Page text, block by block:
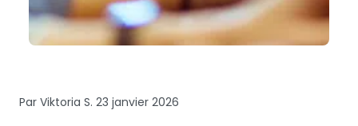
Par Viktoria S. 23 janvier 2026